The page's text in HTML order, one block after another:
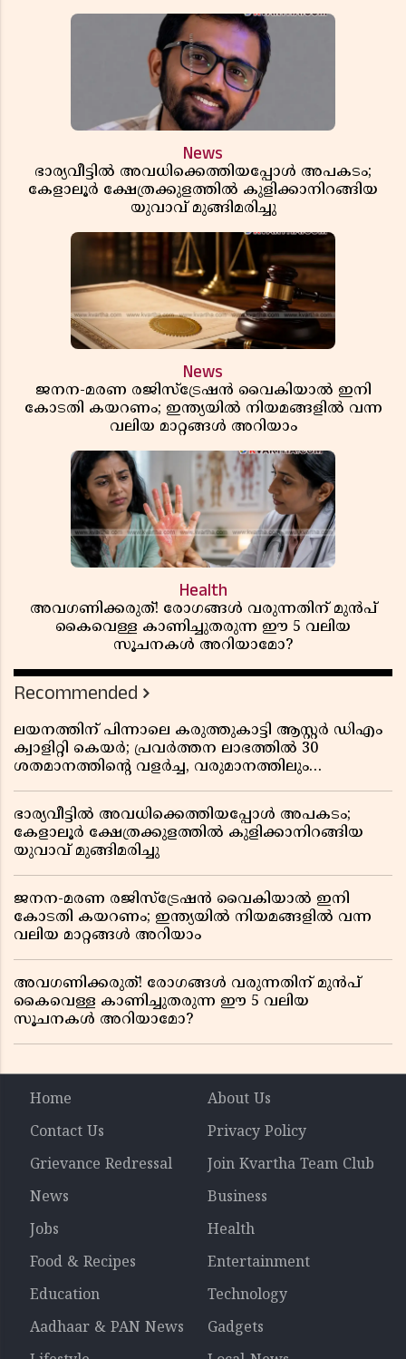
റിപ്പോർട്ട് പുറത്ത്
News
ഭാര്യവീട്ടിൽ അവധിക്കെത്തിയപ്പോൾ അപകടം;
കേളാലൂർ ക്ഷേത്രക്കുളത്തിൽ കുളിക്കാനിറങ്ങിയ
യുവാവ് മുങ്ങിമരിച്ചു
News
ജനന-മരണ രജിസ്ട്രേഷൻ വൈകിയാൽ ഇനി
കോടതി കയറണം; ഇന്ത്യയിൽ നിയമങ്ങളിൽ വന്ന
വലിയ മാറ്റങ്ങൾ അറിയാം
Health
അവഗണിക്കരുത്! രോഗങ്ങൾ വരുന്നതിന് മുൻപ്
കൈവെള്ള കാണിച്ചുതരുന്ന ഈ 5 വലിയ
സൂചനകൾ അറിയാമോ?
Recommended
ലയനത്തിന് പിന്നാലെ കരുത്തുകാട്ടി ആസ്റ്റർ ഡിഎം
ക്വാളിറ്റി കെയർ; പ്രവർത്തന ലാഭത്തിൽ 30
ശതമാനത്തിൻ്റെ വളർച്ച, വരുമാനത്തിലും
റിപ്പോർട്ട് പുറത്ത്
ഭാര്യവീട്ടിൽ അവധിക്കെത്തിയപ്പോൾ അപകടം;
കേളാലൂർ ക്ഷേത്രക്കുളത്തിൽ കുളിക്കാനിറങ്ങിയ
യുവാവ് മുങ്ങിമരിച്ചു
ജനന-മരണ രജിസ്ട്രേഷൻ വൈകിയാൽ ഇനി
കോടതി കയറണം; ഇന്ത്യയിൽ നിയമങ്ങളിൽ വന്ന
വലിയ മാറ്റങ്ങൾ അറിയാം
അവഗണിക്കരുത്! രോഗങ്ങൾ വരുന്നതിന് മുൻപ്
കൈവെള്ള കാണിച്ചുതരുന്ന ഈ 5 വലിയ
സൂചനകൾ അറിയാമോ?
Home
About Us
Contact Us
Privacy Policy
Grievance Redressal
Join Kvartha Team Club
News
Business
Jobs
Health
Food & Recipes
Entertainment
Education
Technology
Aadhaar & PAN News
Gadgets